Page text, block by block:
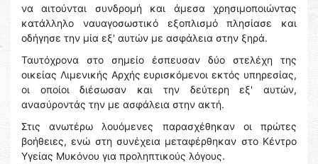
να αιτούνται συνδρομή και άμεσα χρησιμοποιώντας
κατάλληλο ναυαγοσωστικό εξοπλισμό πλησίασε και
οδήγησε την μία εξ' αυτών με ασφάλεια στην ξηρά.
Ταυτόχρονα στο σημείο έσπευσαν δύο στελέχη της
οικείας Λιμενικής Αρχής ευρισκόμενοι εκτός υπηρεσίας,
οι οποίοι διέσωσαν και την δεύτερη εξ' αυτών,
ανασύροντάς την με ασφάλεια στην ακτή.
Στις ανωτέρω λουόμενες παρασχέθηκαν οι πρώτες
βοήθειες, ενώ στη συνέχεια μεταφέρθηκαν στο Κέντρο
Υγείας Μυκόνου για προληπτικούς λόγους.